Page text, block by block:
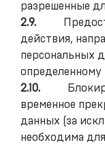
разрешенные
2.9.
действия,
персональных
определенному
2.10.
временное
данных (за
необходима